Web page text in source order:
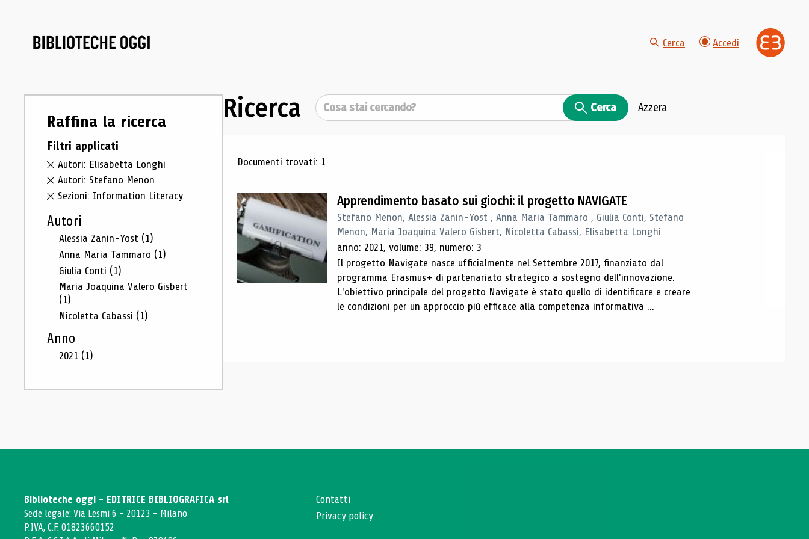
Cerca Accedi
Raffina la ricerca
Filtri applicati
Autori: Elisabetta Longhi
Autori: Stefano Menon
Sezioni: Information Literacy
Autori
Alessia Zanin-Yost (1)
Anna Maria Tammaro (1)
Giulia Conti (1)
Maria Joaquina Valero Gisbert
(1)
Nicoletta Cabassi (1)
Anno
2021 (1)
Ricerca Cerca Cerca Azzera
Risultati di ricerca
Documenti trovati: 1
Apprendimento basato sui giochi: il progetto NAVIGATE
Stefano Menon, Alessia Zanin-Yost , Anna Maria Tammaro , Giulia Conti, Stefano
Menon, Maria Joaquina Valero Gisbert, Nicoletta Cabassi, Elisabetta Longhi
anno: 2021, volume: 39, numero: 3
Il progetto Navigate nasce ufficialmente nel Settembre 2017, finanziato dal
programma Erasmus+ di partenariato strategico a sostegno dell'innovazione.
L'obiettivo principale del progetto Navigate è stato quello di identificare e creare
le condizioni per un approccio più efficace alla competenza informativa ...
Biblioteche oggi - EDITRICE BIBLIOGRAFICA srl
Sede legale: Via Lesmi 6 - 20123 - Milano
P.IVA, C.F. 01823660152
Contatti
Privacy policy